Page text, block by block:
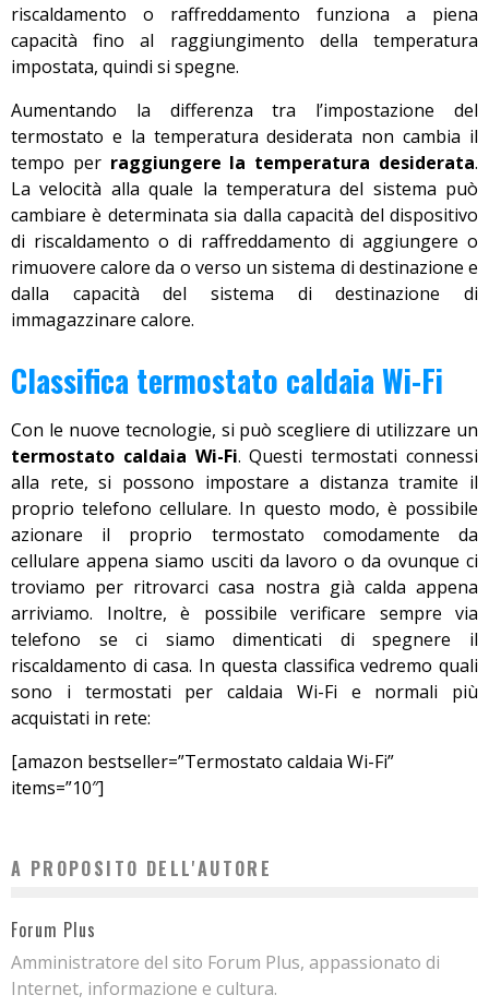
riscaldamento o raffreddamento funziona a piena
capacità fino al raggiungimento della temperatura
impostata, quindi si spegne.
Aumentando la differenza tra l’impostazione del
termostato e la temperatura desiderata non cambia il
tempo per raggiungere la temperatura desiderata.
La velocità alla quale la temperatura del sistema può
cambiare è determinata sia dalla capacità del dispositivo
di riscaldamento o di raffreddamento di aggiungere o
rimuovere calore da o verso un sistema di destinazione e
dalla capacità del sistema di destinazione di
immagazzinare calore.
Classifica termostato caldaia Wi-Fi
Con le nuove tecnologie, si può scegliere di utilizzare un
termostato caldaia Wi-Fi. Questi termostati connessi
alla rete, si possono impostare a distanza tramite il
proprio telefono cellulare. In questo modo, è possibile
azionare il proprio termostato comodamente da
cellulare appena siamo usciti da lavoro o da ovunque ci
troviamo per ritrovarci casa nostra già calda appena
arriviamo. Inoltre, è possibile verificare sempre via
telefono se ci siamo dimenticati di spegnere il
riscaldamento di casa. In questa classifica vedremo quali
sono i termostati per caldaia Wi-Fi e normali più
acquistati in rete:
[amazon bestseller=”Termostato caldaia Wi-Fi”
items=”10″]
A PROPOSITO DELL'AUTORE
Forum Plus
Amministratore del sito Forum Plus, appassionato di
Internet, informazione e cultura.